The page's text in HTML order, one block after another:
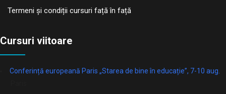
Termeni și condiții cursuri față în față
Cursuri viitoare
Conferință europeană Paris „Starea de bine în educație”, 7-10 aug.